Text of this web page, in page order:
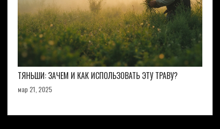
ТЯНЬШИ: ЗАЧЕМ И КАК ИСПОЛЬЗОВАТЬ ЭТУ ТРАВУ?
мар 21, 2025